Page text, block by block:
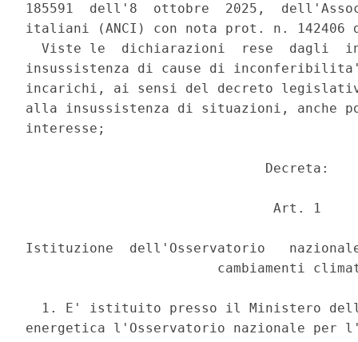
185591  dell'8  ottobre  2025,
italiani (ANCI) con nota prot. n.
Viste le  dichiarazioni  rese  dagli
insussistenza di cause di
incarichi, ai sensi del decreto
alla insussistenza di situazioni,
interesse;
                              Decreta:
                               Art. 1
Istituzione  dell'Osservatorio
cambiamenti
1. E' istituito presso il Ministero
energetica l'Osservatorio nazionale per